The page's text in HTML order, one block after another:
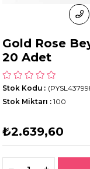
Gold Rose
20 Adet
Stok Kodu
Stok Miktarı : 100
₺2.639,60